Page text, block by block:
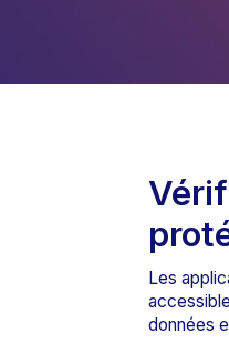
Les
données